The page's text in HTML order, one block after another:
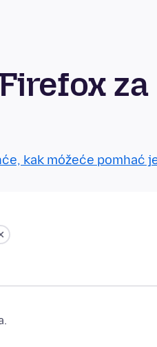
za
kak móžeće pomhać